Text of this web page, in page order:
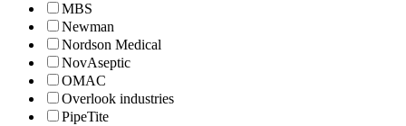
MBS
Newman
Nordson Medical
NovAseptic
OMAC
Overlook industries
PipeTite